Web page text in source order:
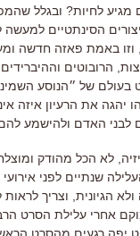
מגיע לחיות? ובגלל
הסינתטיים למעשה
וזו באמת פאזה חדשה
הרובוטים
בעולם של ״הנוסע
יהגה את הרעיון איזה
לבני האדם ולהישמע
לא הכל מהודק
שנתיים לפני אירועי
הגיונית וצריך לראות
אחרי עלילת הסרט